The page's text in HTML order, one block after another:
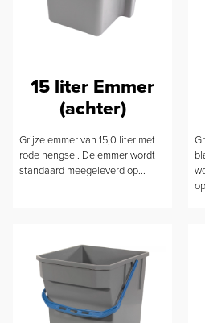
15 liter Emmer
(achter)
Grijze emmer van 15,0 liter met
rode hengsel. De emmer wordt
standaard meegeleverd op...